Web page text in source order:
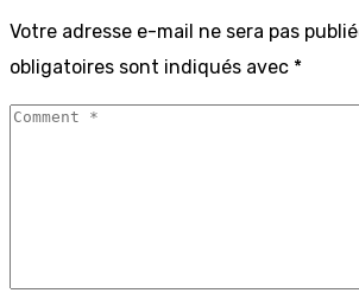
Votre adresse e-mail ne sera pas
obligatoires sont indiqués avec *